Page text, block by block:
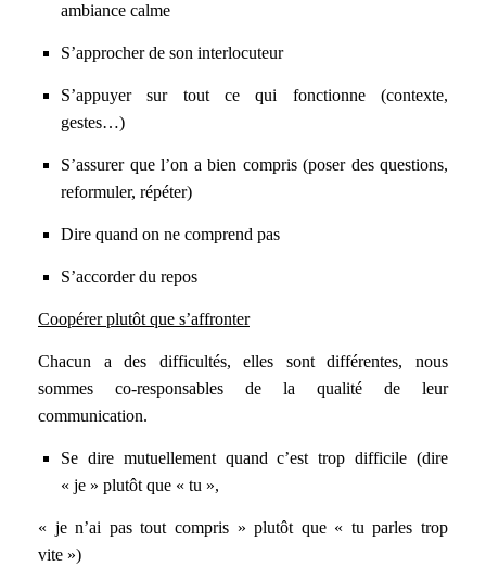
ambiance calme
S’approcher de son interlocuteur
S’appuyer sur tout ce qui fonctionne (contexte,
gestes…)
S’assurer que l’on a bien compris (poser des questions,
reformuler, répéter)
Dire quand on ne comprend pas
S’accorder du repos
Coopérer plutôt que s’affronter
Chacun a des difficultés, elles sont différentes, nous
sommes co-responsables de la qualité de leur
communication.
Se dire mutuellement quand c’est trop difficile (dire
« je » plutôt que « tu »,
« je n’ai pas tout compris » plutôt que « tu parles trop
vite »)